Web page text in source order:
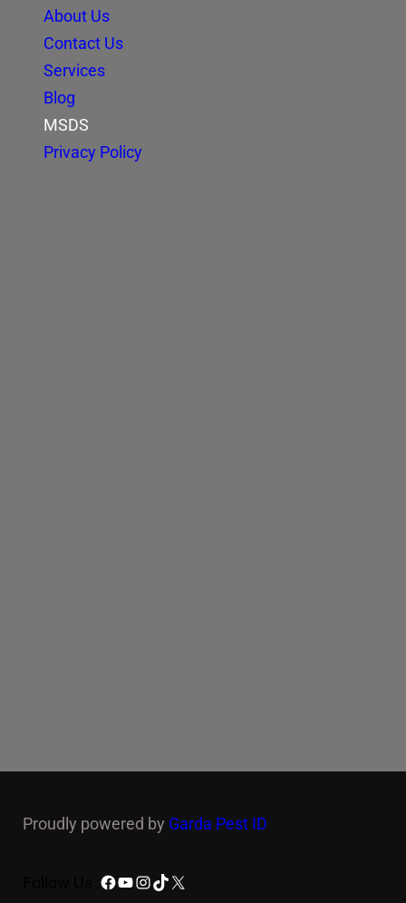
About Us
Contact Us
Services
Blog
MSDS
Privacy Policy
Proudly powered by Garda Pest ID
Facebook
YouTube
Instagram
TikTok
X